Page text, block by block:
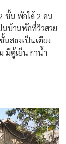
ชั้น พักได้ 2 คน
นบ้านพักที่วิวสวย
สองเป็นเตียง
มีตู้เย็น กาน้ำ